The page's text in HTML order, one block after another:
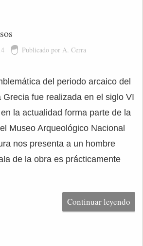
Publicado por A. Cerra
del periodo arcaico del
Grecia fue realizada en el siglo VI
la actualidad forma parte de la
Museo Arqueológico Nacional
nos presenta a un hombre
de la obra es prácticamente
Continuar leyendo